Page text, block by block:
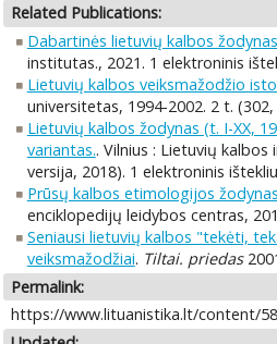
Related Publications:
Dabartinės lietuvių kalbos
institutas., 2021. 1 elektroninis
Lietuvių kalbos veiksmažodžio
universitetas, 1994-2002. 2 t. (302,
Lietuvių kalbos žodynas (t. I-XX,
variantas.. Vilnius : Lietuvių
versija, 2018). 1 elektroninis
Prūsų kalbos etimologijos žodynas
enciklopedijų leidybos centras,
Seniausi lietuvių kalbos "tekėti,
veiksmažodžiai. Tiltai. priedas
Permalink:
https://www.lituanistika.lt/content/